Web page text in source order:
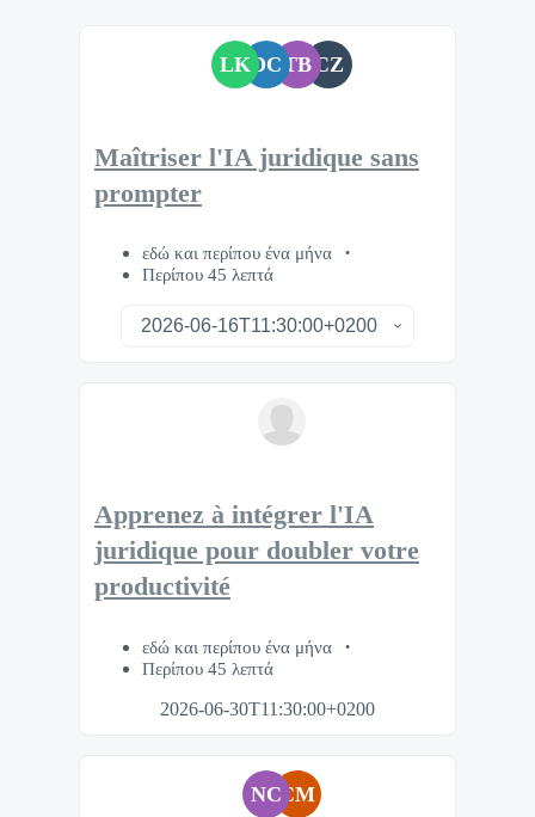
LK DC TB CZ
Maîtriser l'IA juridique sans
prompter
εδώ και περίπου ένα μήνα
Περίπου 45 λεπτά
Apprenez à intégrer l'IA
juridique pour doubler votre
productivité
εδώ και περίπου ένα μήνα
Περίπου 45 λεπτά
2026-06-30T11:30:00+0200
NCCM